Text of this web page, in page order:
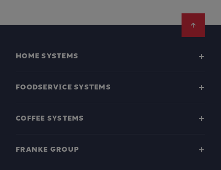
HOME SYSTEMS
FOODSERVICE SYSTEMS
COFFEE SYSTEMS
FRANKE GROUP